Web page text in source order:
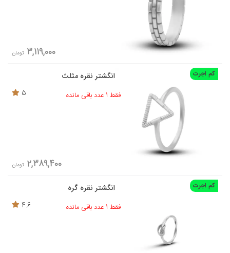
3,119,000 تومان
کم اجرت
انگشتر نقره مثلث
فقط 1 عدد باقی مانده
5
2,389,400 تومان
کم اجرت
انگشتر نقره گره
فقط 1 عدد باقی مانده
4.6